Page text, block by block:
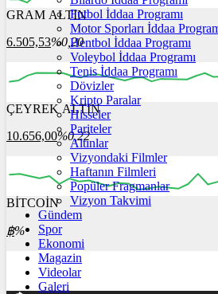
00:00 00:00 00:00 00:00
GRAM ALTIN
6.505,53%0,20
00:00
ÇEYREK ALTIN
10.656,00%0,22
00:00 00:00
BİTCOİN
฿%
Futbol İddaa Programı
Motor Sporları İddaa
Hentbol İddaa Programı
Voleybol İddaa Programı
Tenis İddaa Programı
Dövizler
Kripto Paralar
Hisseler
Pariteler
Altınlar
Vizyondaki Filmler
Haftanın Filmleri
Popüler Fragmanlar
Vizyon Takvimi
Gündem
Spor
Ekonomi
Magazin
Videolar
Galeri